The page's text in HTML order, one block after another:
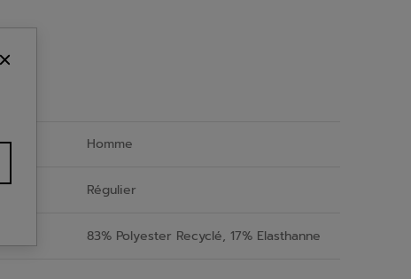
Homme
Régulier
83% Polyester Recyclé, 17% Elasthanne